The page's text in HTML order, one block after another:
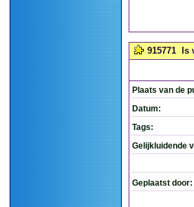
915771 Is
Plaats van de
Datum:
Tags:
Gelijkluidende
Geplaatst door: